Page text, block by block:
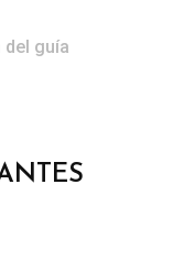
del guía